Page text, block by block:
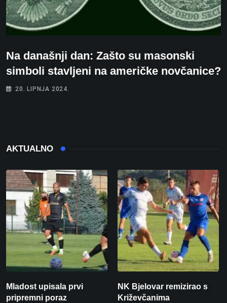
Na današnji dan: Zašto su masonski
simboli stavljeni na američke novčanice?
20. LIPNJA 2024.
AKTUALNO
Mladost upisala prvi
pripremni poraz
NK Bjelovar remizirao s
Križevčanima